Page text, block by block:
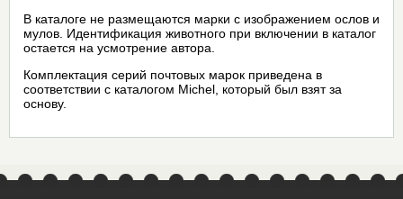
В каталоге не размещаются марки с изображением ослов и
мулов. Идентификация животного при включении в каталог
остается на усмотрение автора.
Комплектация серий почтовых марок приведена в
соответствии с каталогом Michel, который был взят за
основу.